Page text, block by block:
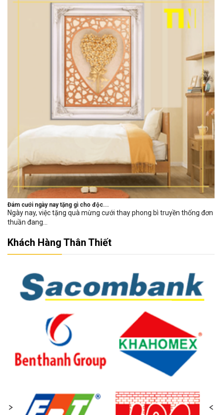
Đám cưới ngày nay tặng gì cho độc...
Ngày nay, việc tặng quà mừng cưới thay phong bì truyền thống đơn
thuần đang...
Khách Hàng Thân Thiết